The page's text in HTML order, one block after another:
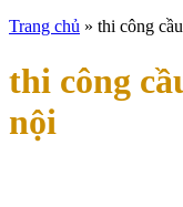
Trang chủ » thi công
thi công
nội